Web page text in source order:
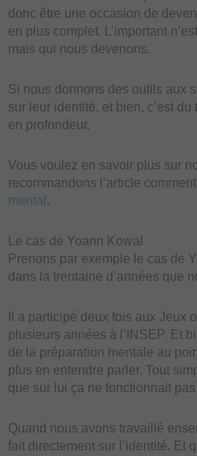
donc être une occasion de
en plus complet. L’important
mais qui nous devenons.
Si nous donnons des outils aux
sur leur identité, et bien, c’est
en profondeur.
Vous voulez en savoir plus sur
recommandons l’article comment
mental .
Le cas de Yoann Kowal
Prenons par exemple le cas de
dans la trentaine d’années que
Il a participé deux fois aux Jeux
plusieurs années à l’INSEP. Et
de la préparation mentale au
plus en entendre parler. Tout
que sur lui ça ne fonctionnait pas.
Quand nous avons travaillé
fait directement sur l’identité. Et